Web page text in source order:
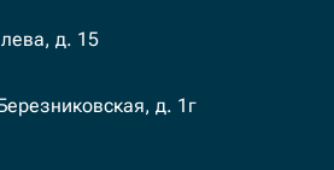
д. 15
д. 1г